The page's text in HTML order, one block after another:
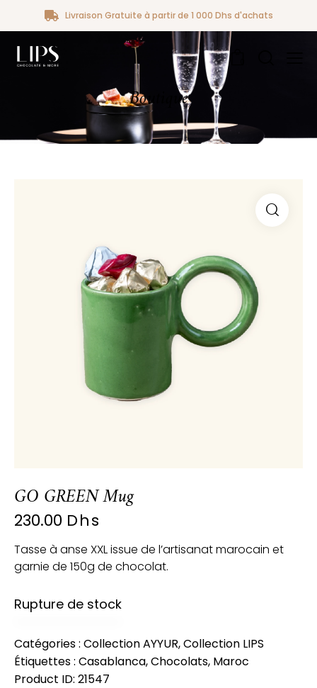
Livraison Gratuite à partir de 1 000 Dhs d'achats
Boutique
GO GREEN Mug
230.00 Dhs
Tasse à anse XXL issue de l’artisanat marocain et
garnie de 150g de chocolat.
Rupture de stock
Catégories : Collection AYYUR,Collection LIPS
Étiquettes : Casablanca,Chocolats, Maroc
Product ID: 21547